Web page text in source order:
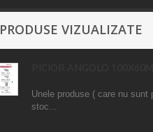
PRODUSE VIZUALIZATE
Unele produse ( care nu sunt
stoc...